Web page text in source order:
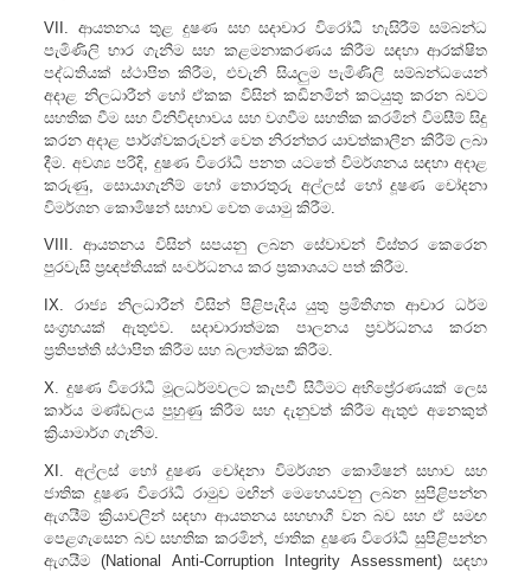
VII. ආයතනය තුළ දුෂණ සහ සදාචාර විරෝධී හැසිරීම් සම්බන්ධ
පැමිණිලි භාර ගැනීම සහ කළමනාකරණය කිරීම සඳහා ආරක්ෂිත
පද්ධතියක් ස්ථාපිත කිරීම, එවැනි සියලුම පැමිණිලි සම්බන්ධයෙන්
අදාළ නිලධාරීන් හෝ ඒකක විසින් කඩිනමින් කටයුතු කරන බවට
සහතික වීම සහ විනිවිදභාවය සහ වගවීම සහතික කරමින් විමසීම් සිදු
කරන අදාළ පාර්ශ්වකරුවන් වෙත නිරන්තර යාවත්කාලීන කිරීම් ලබා
දීම. අවශ්‍ය පරිදි, දුෂණ විරෝධී පනත යටතේ විමර්ශනය සඳහා අදාළ
කරුණු, සොයාගැනීම් හෝ තොරතුරු අල්ලස් හෝ දූෂණ චෝදනා
විමර්ශන කොමිෂන් සභාව වෙත යොමු කිරීම.
VIII. ආයතනය විසින් සපයනු ලබන සේවාවන් විස්තර කෙරෙන
පුරවැසි ප්‍රඥප්තියක් සංවර්ධනය කර ප්‍රකාශයට පත් කිරීම.
IX. රාජ්‍ය නිලධාරීන් විසින් පිළිපැදිය යුතු ප්‍රමිතිගත ආචාර ධර්ම
සංග්‍රහයක් ඇතුළුව. සදාචාරාත්මක පාලනය ප්‍රවර්ධනය කරන
ප්‍රතිපත්ති ස්ථාපිත කිරීම සහ බලාත්මක කිරීම.
X. දුෂණ විරෝධී මූලධර්මවලට කැපවී සිටීමට අභිප්‍රේරණයක් ලෙස
කාර්ය මණ්ඩලය පුහුණු කිරීම සහ දැනුවත් කිරීම ඇතුළු අනෙකුත්
ක්‍රියාමාර්ග ගැනීම.
XI. අල්ලස් හෝ දුෂණ චෝදනා විමර්ශන කොමිෂන් සභාව සහ
ජාතික දූෂණ විරෝධී රාමුව මඟින් මෙහෙයවනු ලබන සුපිළිපන්න
ඇගයීම් ක්‍රියාවලින් සඳහා ආයතනය සහභාගී වන බව සහ ඒ සමඟ
පෙළගැසෙන බව සහතික කරමින්, ජාතික දුෂණ විරෝධී සුපිළිපන්න
ඇගයීම (National Anti-Corruption Integrity Assessment) සඳහා